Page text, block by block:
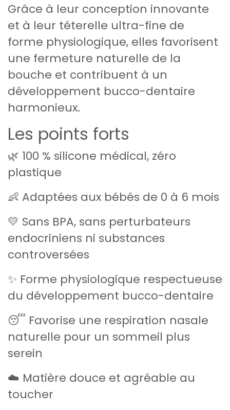
Grâce à leur conception innovante
et à leur téterelle ultra-fine de
forme physiologique, elles favorisent
une fermeture naturelle de la
bouche et contribuent à un
développement bucco-dentaire
harmonieux.
Les points forts
🌿 100 % silicone médical, zéro
plastique
👶 Adaptées aux bébés de 0 à 6 mois
💛 Sans BPA, sans perturbateurs
endocriniens ni substances
controversées
✨ Forme physiologique respectueuse
du développement bucco-dentaire
😴 Favorise une respiration nasale
naturelle pour un sommeil plus
serein
☁️ Matière douce et agréable au
toucher